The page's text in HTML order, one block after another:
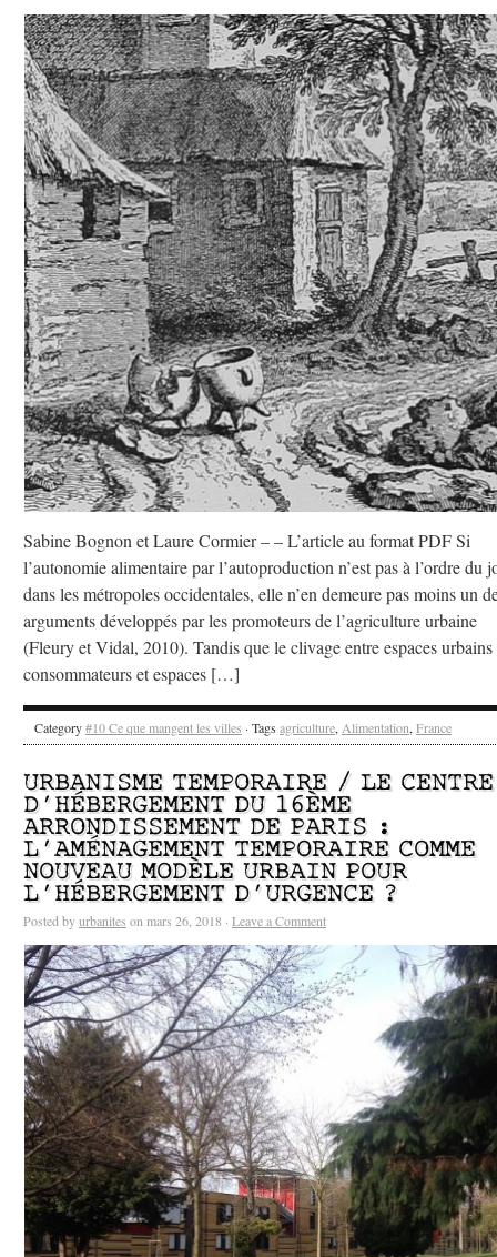
Sabine Bognon et Laure Cormier – – L’article au format PDF Si
l’autonomie alimentaire par l’autoproduction n’est pas à l’ordre du
dans les métropoles occidentales, elle n’en demeure pas moins un
arguments développés par les promoteurs de l’agriculture urbaine
(Fleury et Vidal, 2010). Tandis que le clivage entre espaces urbains
consommateurs et espaces […]
Category#10 Ce que mangent les villes · Tags agriculture, Alimentation, France
URBANISME TEMPORAIRE / LE CENTRE
D’HÉBERGEMENT DU 16ÈME
ARRONDISSEMENT DE PARIS :
L’AMÉNAGEMENT TEMPORAIRE COMME
NOUVEAU MODÈLE URBAIN POUR
L’HÉBERGEMENT D’URGENCE ?
Posted byurbanites on mars 26, 2018 · Leave a Comment